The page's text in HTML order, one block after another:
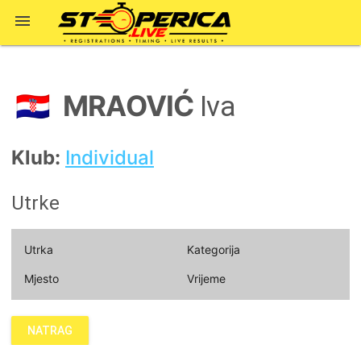

🇭🇷 MRAOVIĆ Iva
Klub: Individual
Utrke
Utrka Kategorija
Mjesto Vrijeme
NATRAG